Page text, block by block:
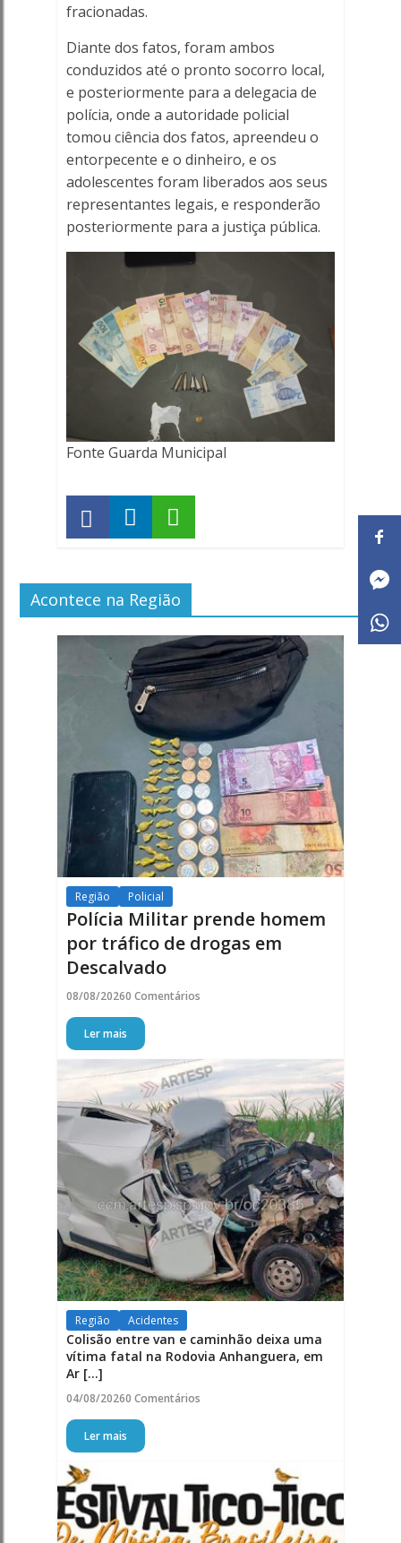
fracionadas.
Diante dos fatos, foram ambos
conduzidos até o pronto socorro local,
e posteriormente para a delegacia de
polícia, onde a autoridade policial
tomou ciência dos fatos, apreendeu o
entorpecente e o dinheiro, e os
adolescentes foram liberados aos seus
representantes legais, e responderão
posteriormente para a justiça pública.
Fonte Guarda Municipal
Acontece na Região
Região Policial
Polícia Militar prende homem
por tráfico de drogas em
Descalvado
08/08/20260 Comentários
Ler mais
Região Acidentes
Colisão entre van e caminhão deixa uma
vítima fatal na Rodovia Anhanguera, em
Ar [...]
04/08/20260 Comentários
Ler mais